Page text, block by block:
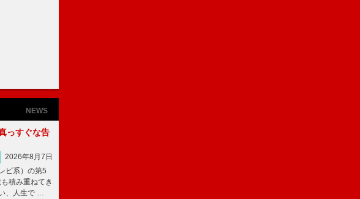
NEWS
っすぐな告
2026年8月7日
ビ系）の第5
積み重ねてき
、人生で …